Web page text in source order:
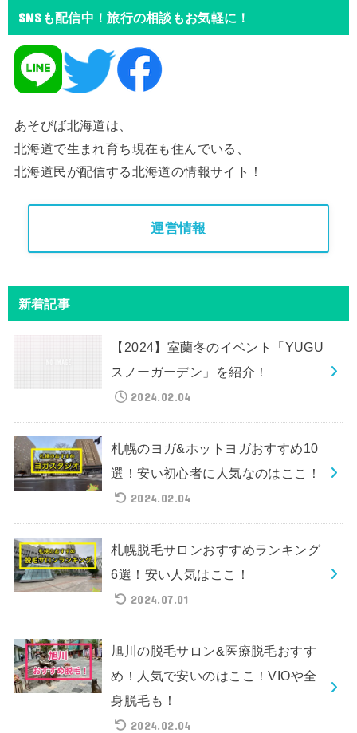
SNSも配信中！旅行の相談もお気軽に！
あそびば北海道は、
北海道で生まれ育ち現在も住んでいる、
北海道民が配信する北海道の情報サイト！
運営情報
新着記事
【2024】室蘭冬のイベント「YUGU
スノーガーデン」を紹介！
2024.02.04
札幌のヨガ&ホットヨガおすすめ10
選！安い初心者に人気なのはここ！
2024.02.04
札幌脱毛サロンおすすめランキング
6選！安い人気はここ！
2024.07.01
旭川の脱毛サロン&医療脱毛おすす
め！人気で安いのはここ！VIOや全
身脱毛も！
2024.02.04